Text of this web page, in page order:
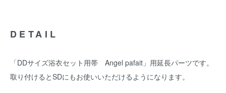
DETAIL
「DDサイズ浴衣セット用帯 Angel pafait」用延長パーツです。
取り付けるとSDにもお使いいただけるようになります。